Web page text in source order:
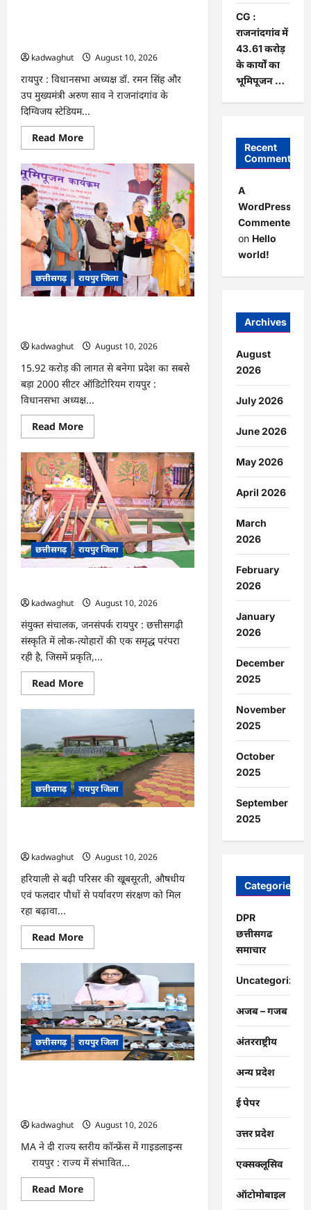
डैम
का
पूर्ण
…
kadwaghut
August 10, 2026
रायपुर : विधानसभा अध्यक्ष डॉ. रमन सिंह और
उप मुख्यमंत्री अरुण साव ने राजनांदगांव के
दिग्विजय स्टेडियम...
Read MoreRead
more
CG
:
विधानसभा
अध्यक्ष
डॉ.
रमन
सिंह
और
उप
मुख्यमंत्री
श्री
अरुण
साव
ने
रैंकिंग
बैडमिंटन
का
किया
शुभारंभ
…
छत्तीसगढ़ रायपुर जिला
kadwaghut
August 10, 2026
15.92 करोड़ की लागत से बनेगा प्रदेश का सबसे
बड़ा 2000 सीटर ऑडिटोरियम रायपुर :
विधानसभा अध्यक्ष...
Read MoreRead
more
CG
:
राजनांदगांव
में
43.61
करोड़
के
कार्यों
का
भूमिपूजन
…
छत्तीसगढ़ रायपुर जिला
kadwaghut
August 10, 2026
संयुक्त संचालक, जनसंपर्क रायपुर : छत्तीसगढ़ी
संस्कृति में लोक-त्योहारों की एक समृद्ध परंपरा
रही है, जिसमें प्रकृति,...
Read MoreRead
more
CG
का
लोक-
पर्व
:
हरेली
तिहार
…
छत्तीसगढ़ रायपुर जिला
kadwaghut
August 10, 2026
हरियाली से बढ़ी परिसर की खूबसूरती, औषधीय
एवं फलदार पौधों से पर्यावरण संरक्षण को मिल
रहा बढ़ावा...
Read MoreRead
more
CG
:
भखारा
के
शासकीय
आईटीआई
परिसर
में
आकार
ले
रहा
छत्तीसगढ़ रायपुर जिला
kadwaghut
August 10, 2026
MA ने दी राज्य स्तरीय कॉन्फ्रेंस में गाइडलाइन्स ​
रायपुर : राज्य में संभावित...
Read MoreRead
more
CG :
राजनांदगांव में
43.61 करोड़
के कार्यों का
भूमिपूजन …
Recent
Comments
A
WordPress
Commenter
on Hello
world!
Archives
August
2026
July 2026
June 2026
May 2026
April 2026
March
2026
February
2026
January
2026
December
2025
November
2025
October
2025
September
2025
Categories
DPR
छत्तीसगढ
समाचार
Uncategorized
अजब – गजब
अंतरराष्ट्रीय
अन्य प्रदेश
ई पेपर
उत्तर प्रदेश
एक्सक्लूसिव
ऑटोमोबाइल